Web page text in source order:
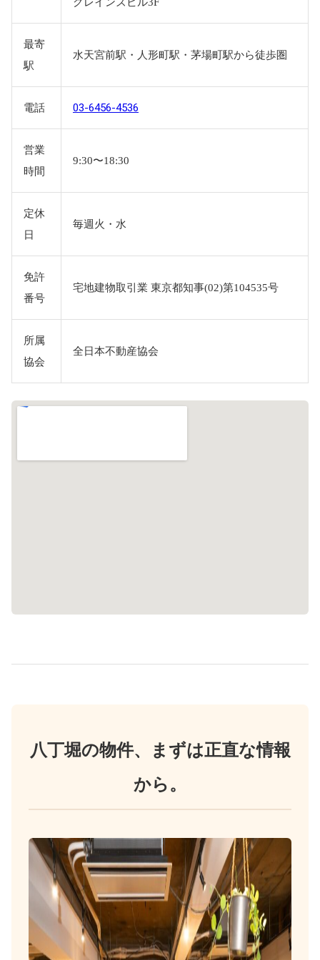
最寄
駅
水天宮前駅・人形町駅・茅場町駅から徒歩圏
電話 03-6456-4536
営業
時間
9:30〜18:30
定休
日
毎週火・水
免許
番号
宅地建物取引業 東京都知事(02)第104535号
所属
協会
全日本不動産協会
八丁堀の物件、まずは正直な情報
から。